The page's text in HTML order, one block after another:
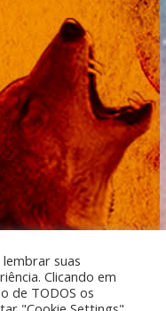
suas
Clicando em
de TODOS os